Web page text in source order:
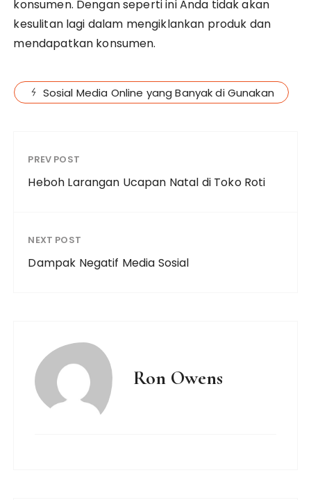
konsumen. Dengan seperti ini Anda tidak akan
kesulitan lagi dalam mengiklankan produk dan
mendapatkan konsumen.
Sosial Media Online yang Banyak di Gunakan
PREV POST
Heboh Larangan Ucapan Natal di Toko Roti
NEXT POST
Dampak Negatif Media Sosial
Ron Owens